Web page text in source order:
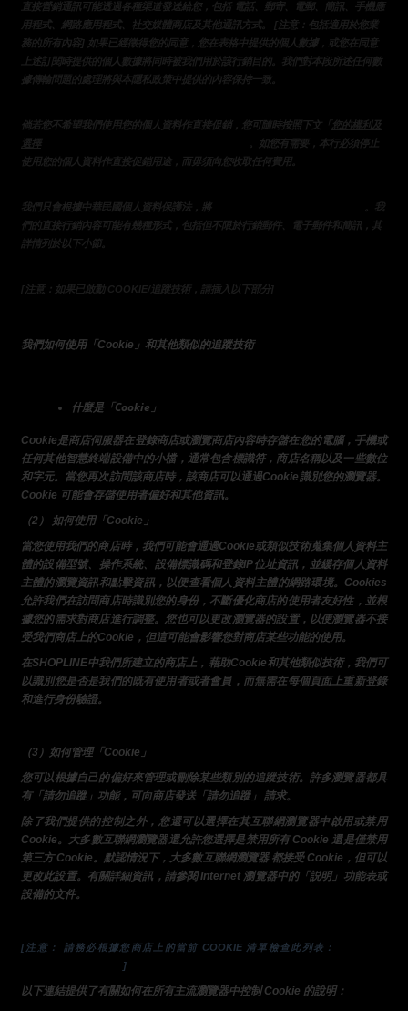
直接營銷通訊可能透過各種渠道發送給您，包括 電話、郵寄、電郵、簡訊、手機應
用程式、網路應用程式、社交媒體商店及其他通訊方式。 [注意：包括適用於您業
務的所有內容] 如果已經徵得您的同意，您在表格中提供的個人數據，或您在同意
上述訂閱時提供的個人數據將同時被我們用於該行銷目的。我們對本段所述任何數
據傳輸問題的處理將與本隱私政策中提供的內容保持一致。
倘若您不希望我們使用您的個人資料作直接促銷，您可隨時按照下文「
您的權利及
選擇 」一節所載的程序選擇退出我們的直接促銷
。如您有需要，本行必須停止
使用您的個人資料作直接促銷用途，而毋須向您收取任何費用。
我們只會根據中華民國個人資料保護法，將您提供的個人資料用於直接行銷
。我
們的直接行銷內容可能有幾種形式，包括但不限於行銷郵件、電子郵件和簡訊，其
詳情列於以下小節。
[注意：如果已啟動 COOKIE/追蹤技術，請插入以下部分]
我們如何使用「Cookie」和其他類似的追蹤技術
什麼是「Cookie」
Cookie是商店伺服器在登錄商店或瀏覽商店內容時存儲在您的電腦，手機或
任何其他智慧終端設備中的小檔，通常包含標識符，商店名稱以及一些數位
和字元。當您再次訪問該商店時，該商店可以通過Cookie識別您的瀏覽器。
Cookie 可能會存儲使用者偏好和其他資訊。
（2） 如何使用「Cookie」
當您使用我們的商店時，我們可能會通過Cookie或類似技術蒐集個人資料主
體的設備型號、操作系統、設備標識碼和登錄IP位址資訊，並緩存個人資料
主體的瀏覽資訊和點擊資訊，以便查看個人資料主體的網路環境。Cookies
允許我們在訪問商店時識別您的身份，不斷優化商店的使用者友好性，並根
據您的需求對商店進行調整。您也可以更改瀏覽器的設置，以便瀏覽器不接
受我們商店上的Cookie，但這可能會影響您對商店某些功能的使用。
在SHOPLINE中我們所建立的商店上，藉助Cookie和其他類似技術，我們可
以識別您是否是我們的既有使用者或者會員，而無需在每個頁面上重新登錄
和進行身份驗證。
（3）如何管理「Cookie」
您可以根據自己的偏好來管理或刪除某些類別的追蹤技術。許多瀏覽器都具
有「請勿追蹤」功能，可向商店發送「請勿追蹤」 請求。
除了我們提供的控制之外，您還可以選擇在其互聯網瀏覽器中啟用或禁用
Cookie。大多數互聯網瀏覽器還允許您選擇是禁用所有 Cookie 還是僅禁用
第三方 Cookie。默認情況下，大多數互聯網瀏覽器 都接受 Cookie，但可以
更改此設置。有關詳細資訊，請參閱 Internet 瀏覽器中的「説明」功能表或
設備的文件。
[注意： 請務必根據您商店上的當前 COOKIE 清單檢查此列表：
]
以下連結提供了有關如何在所有主流瀏覽器中控制 Cookie 的說明：